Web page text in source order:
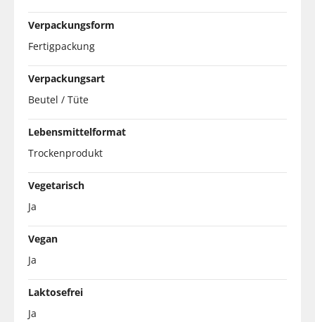
Verpackungsform
Fertigpackung
Verpackungsart
Beutel / Tüte
Lebensmittelformat
Trockenprodukt
Vegetarisch
Ja
Vegan
Ja
Laktosefrei
Ja